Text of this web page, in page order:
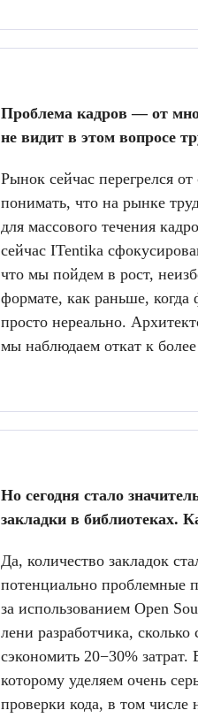
Проблема кадров — от
не видит в этом вопросе
Рынок сейчас перегрелся
понимать, что на рынке
для массового течения
сейчас ITentika
что мы пойдем в рост,
формате, как раньше, когда
просто нереально.
мы наблюдаем откат к
Но сегодня стало
закладки в библиотеках.
Да, количество закладок
потенциально проблемные
за использованием Open
лени разработчика,
сэкономить 20−30%
которому уделяем очень
проверки кода, в том числе